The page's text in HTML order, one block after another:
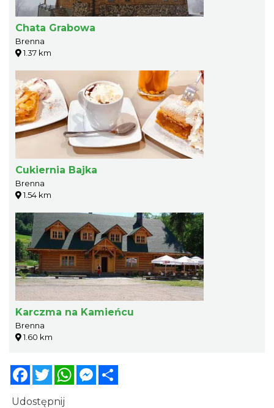
Chata Grabowa
Brenna
1.37 km
Cukiernia Bajka
Brenna
1.54 km
Karczma na Kamieńcu
Brenna
1.60 km
FacebookTwitterWhatsAppMessenger
Udostępnij